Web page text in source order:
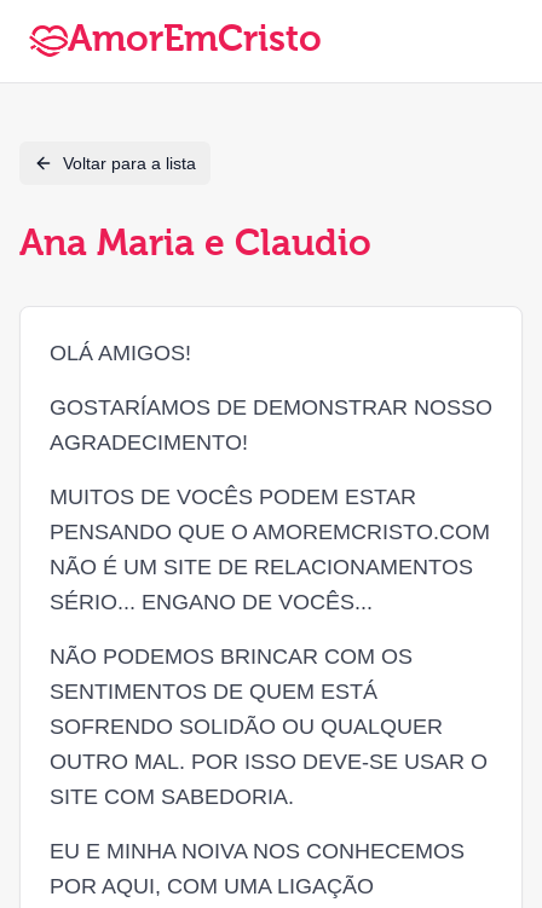
AmorEmCristo
Voltar para a lista
Ana Maria e Claudio
OLÁ AMIGOS!
GOSTARÍAMOS DE DEMONSTRAR NOSSO
AGRADECIMENTO!
MUITOS DE VOCÊS PODEM ESTAR
PENSANDO QUE O AMOREMCRISTO.COM
NÃO É UM SITE DE RELACIONAMENTOS
SÉRIO... ENGANO DE VOCÊS...
NÃO PODEMOS BRINCAR COM OS
SENTIMENTOS DE QUEM ESTÁ
SOFRENDO SOLIDÃO OU QUALQUER
OUTRO MAL. POR ISSO DEVE-SE USAR O
SITE COM SABEDORIA.
EU E MINHA NOIVA NOS CONHECEMOS
POR AQUI, COM UMA LIGAÇÃO